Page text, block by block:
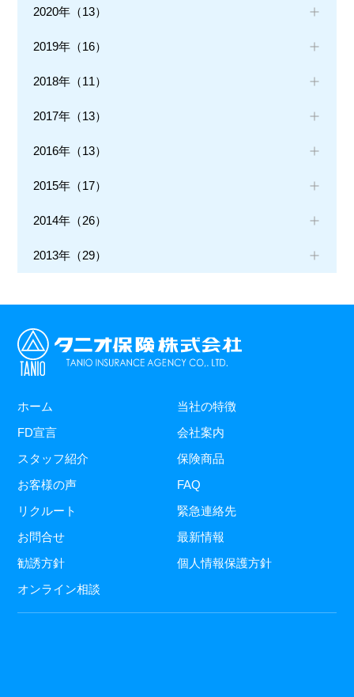
2020年（13）
2019年（16）
2018年（11）
2017年（13）
2016年（13）
2015年（17）
2014年（26）
2013年（29）
ホーム
当社の特徴
FD宣言
会社案内
スタッフ紹介
保険商品
お客様の声
FAQ
リクルート
緊急連絡先
お問合せ
最新情報
勧誘方針
個人情報保護方針
オンライン相談